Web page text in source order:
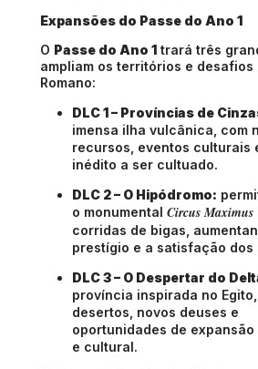
Expansões do Passe do Ano 1
O Passe do Ano 1 trará três
ampliam os territórios e desafios
Romano:
DLC 1 – Províncias de
imensa ilha vulcânica, com
recursos, eventos culturais
inédito a ser cultuado.
DLC 2 – O Hipódromo:
o monumental Circus Maximus
corridas de bigas,
prestígio e a satisfação dos
DLC 3 – O Despertar do
província inspirada no
desertos, novos deuses e
oportunidades de
e cultural.